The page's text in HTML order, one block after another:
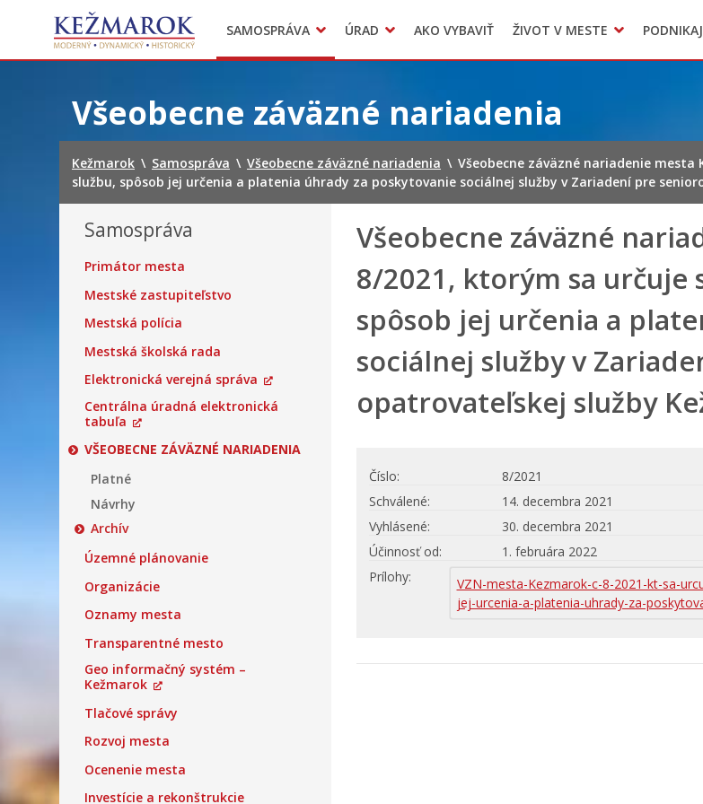
SAMOSPRÁVA
Mestská polícia
Geo informačný systém
ÚRAD
Sekcie úradu
Oznamovanie podozrení
AKO VYBAVIŤ ŽIVOT V MESTE
Triedený zber – NATUR –
PODNIKAJ
Všeobecne záväzné nariadenia
Kežmarok \ Samospráva \ Všeobecne záväzné nariadenia \ Všeobecne záväzné nariadenie
službu, spôsob jej určenia a platenia úhrady za poskytovanie sociálnej služby v Zariadení pre
Samospráva
Primátor mesta
Mestské zastupiteľstvo
Mestská polícia
Mestská školská rada
Elektronická verejná správa
Centrálna úradná elektronická
tabuľa
VŠEOBECNE ZÁVÄZNÉ NARIADENIA
Platné
Návrhy
Archív
Územné plánovanie
Organizácie
Oznamy mesta
Transparentné mesto
Geo informačný systém –
Kežmarok
Tlačové správy
Rozvoj mesta
Ocenenie mesta
Investície a rekonštrukcie
Všeobecne záväzné
8/2021, ktorým sa určuje
spôsob jej určenia a
sociálnej služby v
opatrovateľskej služby
Číslo
8/2021
Schválené
14. decembra 2021
Vyhlásené
30. decembra 2021
Účinnosť od
1. februára 2022
Prílohy
VZN-mesta-Kezmarok-c-8-2021-kt-sa-
jej-urcenia-a-platenia-uhrady-za-